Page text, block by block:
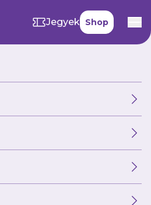
Jegyek Shop